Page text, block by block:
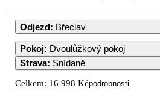
Odjezd: Břeclav
Pokoj: Dvoulůžkový pokoj
Strava: Snídaně
Celkem: 16 998 Kčpodrobnosti